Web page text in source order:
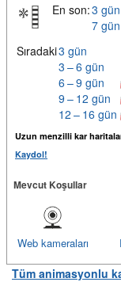
En son:3 gün
7 gün
Sıradaki3 gün
3 – 6 gün
6 – 9 gün
9 – 12 gün
12 – 16 gün
Uzun menzilli kar
Kaydol!
Mevcut Koşullar
Web kameraları
Tüm animasyonlu